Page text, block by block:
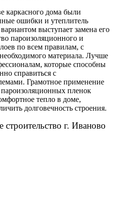
каркасного дома были
ошибки и утеплитель
выступает замена его
пароизоляционного и
по всем правилам, с
материала. Лучше
которые способны
справиться с
Грамотное применение
пленок
тепло в доме,
долговечность строения.
строительство г. Иваново